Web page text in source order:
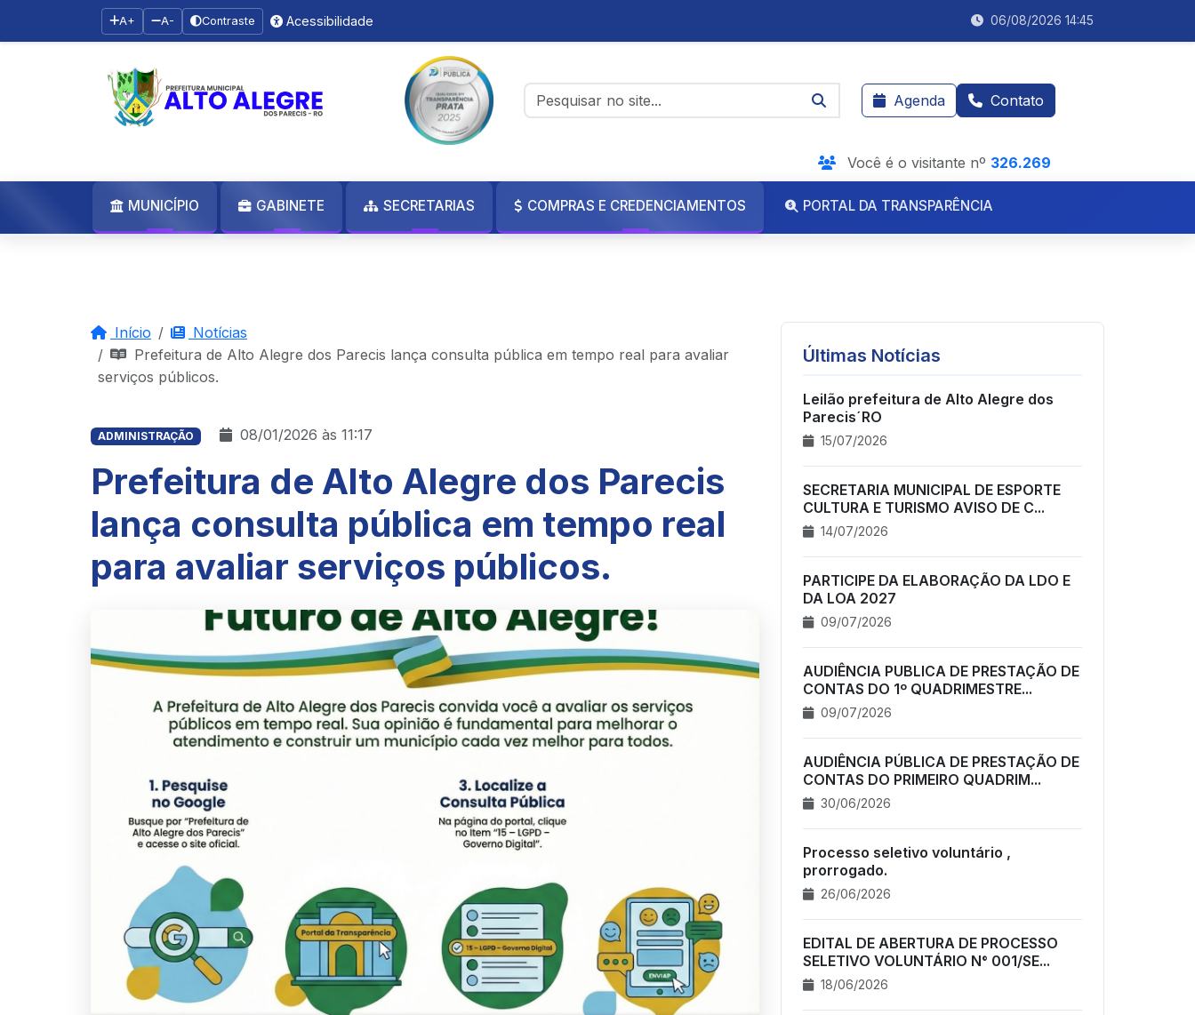
A+ A- Contraste Acessibilidade 06/08/2026 14:45
Agenda Contato
Você é o visitante nº 326.269
MUNICÍPIO GABINETE SECRETARIAS COMPRAS E CREDENCIAMENTOS PORTAL DA TRANSPARÊNCIA
Início
Notícias
Prefeitura de Alto Alegre dos Parecis lança consulta pública em tempo real para avaliar
serviços públicos.
ADMINISTRAÇÃO 08/01/2026 às 11:17
Prefeitura de Alto Alegre dos Parecis
lança consulta pública em tempo real
para avaliar serviços públicos.
Últimas Notícias
Leilão prefeitura de Alto Alegre dos
Parecis´RO
15/07/2026
SECRETARIA MUNICIPAL DE ESPORTE
CULTURA E TURISMO AVISO DE C...
14/07/2026
PARTICIPE DA ELABORAÇÃO DA LDO E
DA LOA 2027
09/07/2026
AUDIÊNCIA PUBLICA DE PRESTAÇÃO DE
CONTAS DO 1º QUADRIMESTRE...
09/07/2026
AUDIÊNCIA PÚBLICA DE PRESTAÇÃO DE
CONTAS DO PRIMEIRO QUADRIM...
30/06/2026
Processo seletivo voluntário ,
prorrogado.
26/06/2026
EDITAL DE ABERTURA DE PROCESSO
SELETIVO VOLUNTÁRIO N° 001/SE...
18/06/2026